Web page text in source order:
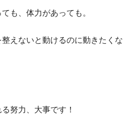
も、体力があっても。
えないと動けるのに動きたくな
努力、大事です！